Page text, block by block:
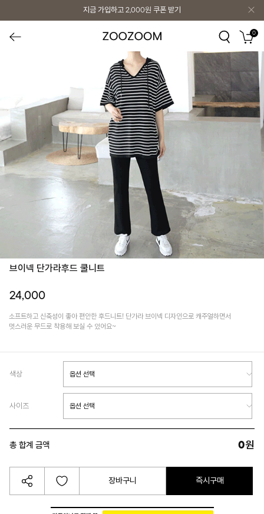
지금 가입하고 2,000원 쿠폰 받기
0
브이넥 단가라후드 쿨니트
24,000
소프트하고 신축성이 좋아 편안한 후드니트! 단가라 브이넥 디자인으로 캐주얼하면서
멋스러운 무드로 착용해 보실 수 있어요~
색상
사이즈
총 합계 금액 0원
장바구니 즉시구매